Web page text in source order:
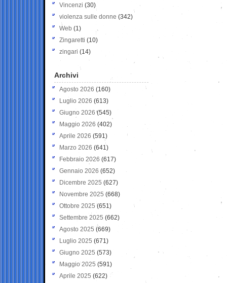
Vincenzi (30)
violenza sulle donne (342)
Web (1)
Zingaretti (10)
zingari (14)
Archivi
Agosto 2026 (160)
Luglio 2026 (613)
Giugno 2026 (545)
Maggio 2026 (402)
Aprile 2026 (591)
Marzo 2026 (641)
Febbraio 2026 (617)
Gennaio 2026 (652)
Dicembre 2025 (627)
Novembre 2025 (668)
Ottobre 2025 (651)
Settembre 2025 (662)
Agosto 2025 (669)
Luglio 2025 (671)
Giugno 2025 (573)
Maggio 2025 (591)
Aprile 2025 (622)